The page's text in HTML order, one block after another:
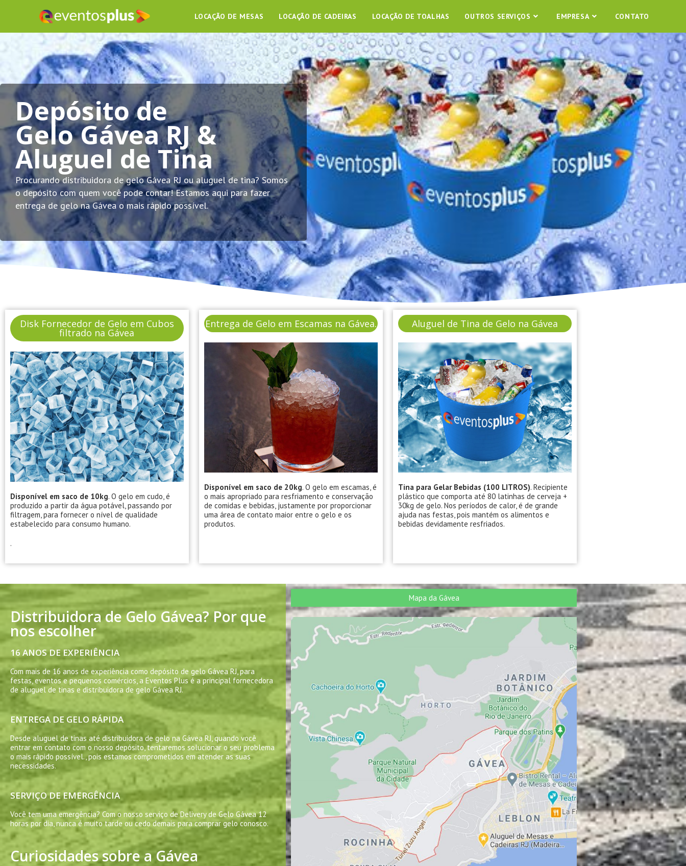
LOCAÇÃO DE MESAS LOCAÇÃO DE CADEIRAS LOCAÇÃO DE TOALHAS OUTROS SERVIÇOS EMPRESA CONTATO
Depósito de
Gelo Gávea RJ &
Aluguel de Tina
Procurando distribuidora de gelo Gávea RJ ou aluguel de tina? Somos
o depósito com quem você pode contar! Estamos aqui para fazer
entrega de gelo na Gávea o mais rápido possível.
Disk Fornecedor de Gelo em Cubos
filtrado na Gávea
Disponível em saco de 10kg. O gelo em cudo, é
produzido a partir da água potável, passando por
filtragem, para fornecer o nível de qualidade
estabelecido para consumo humano.
.
Entrega de Gelo em Escamas na Gávea.
Disponível em saco de 20kg. O gelo em escamas, é
o mais apropriado para resfriamento e conservação
de comidas e bebidas, justamente por proporcionar
uma área de contato maior entre o gelo e os
produtos.
Aluguel de Tina de Gelo na Gávea
Tina para Gelar Bebidas (100 LITROS). Recipiente
plástico que comporta até 80 latinhas de cerveja +
30kg de gelo. Nos períodos de calor, é de grande
ajuda nas festas, pois mantém os alimentos e
bebidas devidamente resfriados.
Distribuidora de Gelo Gávea? Por que
nos escolher
16 ANOS DE EXPERIÊNCIA
Com mais de 16 anos de experiência como depósito de gelo Gávea RJ, para
festas, eventos e pequenos comércios, a Eventos Plus é a principal fornecedora
de aluguel de tinas e distribuidora de gelo Gávea RJ.
ENTREGA DE GELO RÁPIDA
Desde aluguel de tinas até distribuidora de gelo na Gávea RJ, quando você
entrar em contato com o nosso depósito, tentaremos solucionar o seu problema
o mais rápido possível., pois estamos comprometidos em atender as suas
necessidades.
SERVIÇO DE EMERGÊNCIA
Você tem uma emergência? Com o nosso serviço de Delivery de Gelo Gávea 12
horas por dia, nunca é muito tarde ou cedo demais para comprar gelo conosco.
Curiosidades sobre a Gávea
Mapa da Gávea